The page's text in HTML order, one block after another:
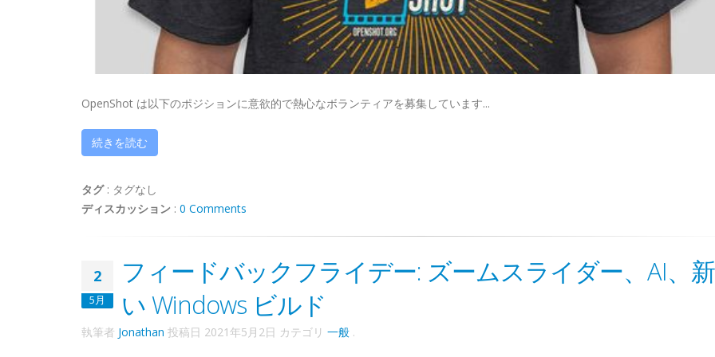
OpenShot は以下のポジションに意欲的で熱心なボランティアを募集しています...
続きを読む
タグ: タグなし
ディスカッション : 0 Comments
2
5月
フィードバックフライデー: ズームスライダー、AI、
い Windows ビルド
執筆者 Jonathan 投稿日 2021年5月2日 カテゴリ 一般 .